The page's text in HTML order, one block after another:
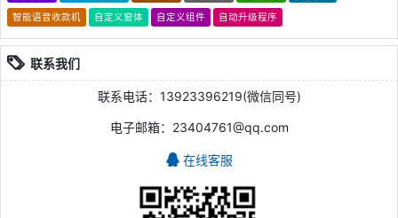
智能语音收款机 自定义窗体 自定义组件 自动升级程序
联系我们
联系电话：13923396219(微信同号)
电子邮箱：23404761@qq.com
在线客服